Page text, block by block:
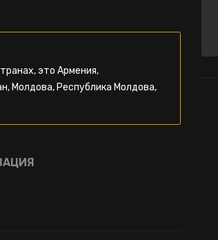
это Армения,
Молдова, Республика Молдова,